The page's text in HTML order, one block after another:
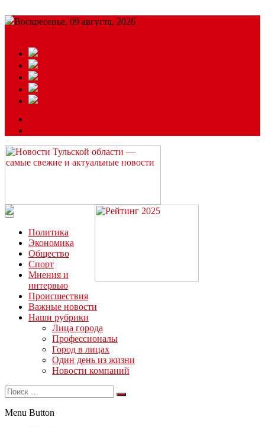
Воскресенье, 09 августа, 2026
Читайте последние новости дня в Тульской области на сайте
“ЗаНовомосковск”
Политика
Экономика
Общество
Спорт
Мнения и
интервью
Происшествия
Важные новости
Наши рубрики
Лица города
Профессионалы
Город в лицах
Один день из жизни
Новости компаний
Menu Button